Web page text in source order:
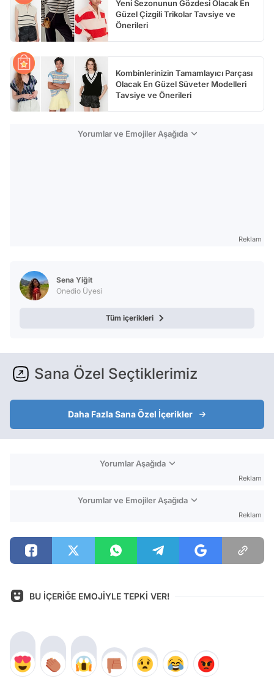
Yeni Sezonunun Gözdesi Olacak En
Güzel Çizgili Trikolar Tavsiye ve
Önerileri
Kombinlerinizin Tamamlayıcı Parçası
Olacak En Güzel Süveter Modelleri
Tavsiye ve Önerileri
Yorumlar ve Emojiler Aşağıda
Reklam
Sena Yiğit
Onedio Üyesi
Tüm içerikleri
Sana Özel Seçtiklerimiz
Daha Fazla Sana Özel İçerikler
Yorumlar Aşağıda
Reklam
Yorumlar ve Emojiler Aşağıda
Reklam
BU İÇERİĞE EMOJİYLE TEPKİ VER!